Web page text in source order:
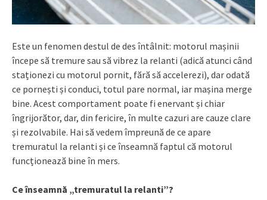
Este un fenomen destul de des întâlnit: motorul mașinii
începe să tremure sau să vibrez la relanti (adică atunci când
staționezi cu motorul pornit, fără să accelerezi), dar odată
ce pornești și conduci, totul pare normal, iar mașina merge
bine. Acest comportament poate fi enervant și chiar
îngrijorător, dar, din fericire, în multe cazuri are cauze clare
și rezolvabile. Hai să vedem împreună de ce apare
tremuratul la relanti și ce înseamnă faptul că motorul
funcționează bine în mers.
Ce înseamnă „tremuratul la relanti”?